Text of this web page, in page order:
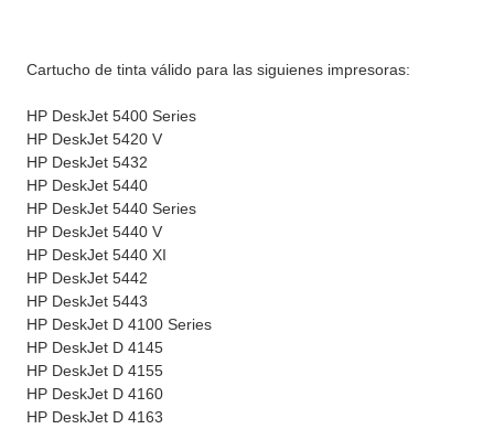
Cartucho de tinta válido para las siguienes impresoras:
HP DeskJet 5400 Series
HP DeskJet 5420 V
HP DeskJet 5432
HP DeskJet 5440
HP DeskJet 5440 Series
HP DeskJet 5440 V
HP DeskJet 5440 XI
HP DeskJet 5442
HP DeskJet 5443
HP DeskJet D 4100 Series
HP DeskJet D 4145
HP DeskJet D 4155
HP DeskJet D 4160
HP DeskJet D 4163